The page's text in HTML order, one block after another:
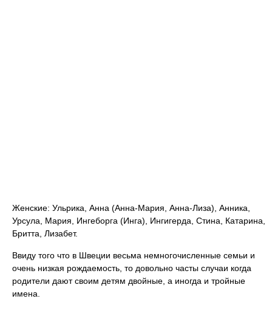
Женские: Ульрика, Анна (Анна-Мария, Анна-Лиза), Анника,
Урсула, Мария, Ингеборга (Инга), Ингигерда, Стина, Катарина,
Бритта, Лизабет.
Ввиду того что в Швеции весьма немногочисленные семьи и
очень низкая рождаемость, то довольно часты случаи когда
родители дают своим детям двойные, а иногда и тройные
имена.